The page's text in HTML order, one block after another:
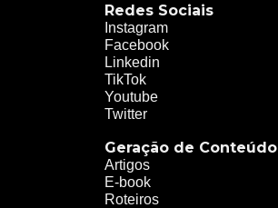
Redes Sociais
Instagram
Facebook
Linkedin
TikTok
Youtube
Twitter
Geração de Conteúdo
Artigos
E-book
Roteiros